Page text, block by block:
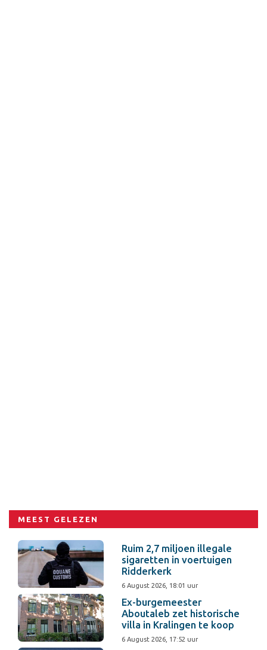
MEEST GELEZEN
Ruim 2,7 miljoen illegale
sigaretten in voertuigen
Ridderkerk
6 August 2026, 18:01 uur
Ex-burgemeester
Aboutaleb zet historische
villa in Kralingen te koop
6 August 2026, 17:52 uur